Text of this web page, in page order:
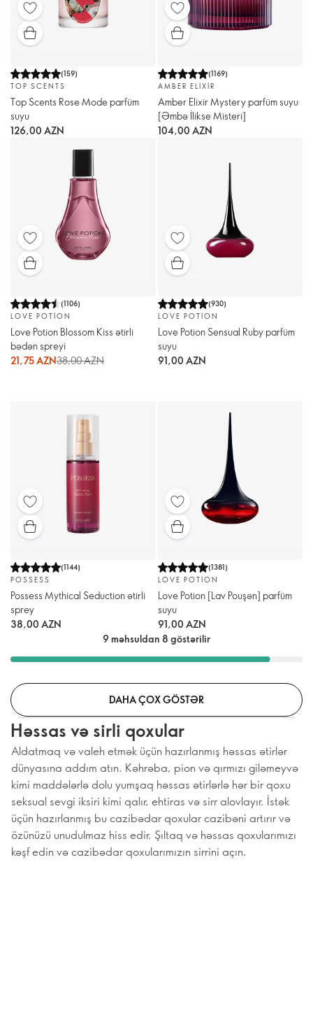
(159)
TOP SCENTS
Top Scents Rose Mode parfüm
suyu
126,00 AZN
(1169)
AMBER ELIXIR
Amber Elixir Mystery parfüm suyu
[Əmbə İlikse Misteri]
104,00 AZN
(1106)
LOVE POTION
Love Potion Blossom Kiss ətirli
bədən spreyi
21,75 AZN38,00 AZN
(930)
LOVE POTION
Love Potion Sensual Ruby parfüm
suyu
91,00 AZN
(1144)
POSSESS
Possess Mythical Seduction ətirli
sprey
38,00 AZN
(1381)
LOVE POTION
Love Potion [Lav Pouşən] parfüm
suyu
91,00 AZN
9 məhsuldan 8 göstərilir
DAHA ÇOX GÖSTƏR
Həssas və sirli qoxular
Aldatmaq və valeh etmək üçün hazırlanmış həssas ətirlər
dünyasına addım atın. Kəhrəba, pion və qırmızı giləmeyvə
kimi maddələrlə dolu yumşaq həssas ətirlərlə hər bir qoxu
seksual sevgi iksiri kimi qalır, ehtiras və sirr alovlayır. İstək
üçün hazırlanmış bu cazibədar qoxular cazibəni artırır və
özünüzü unudulmaz hiss edir. Şıltaq və həssas qoxularımızı
kəşf edin və cazibədar qoxularımızın sirrini açın.